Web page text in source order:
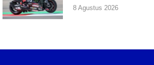
8 Agustus 2026